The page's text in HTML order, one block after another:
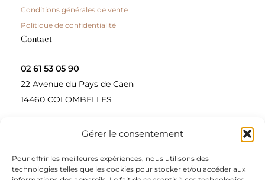
Gérer le consentement
Pour offrir les meilleures expériences, nous utilisons des
technologies telles que les cookies pour stocker et/ou accéder aux
Conditions générales de vente
Politique de confidentialité
Contact
02 61 53 05 90
22 Avenue du Pays de Caen
14460 COLOMBELLES
Contactez-nous
A propos